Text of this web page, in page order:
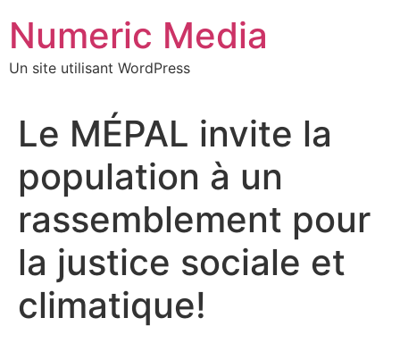
contenu
Numeric Media
Un site utilisant WordPress
Le MÉPAL invite la
population à un
rassemblement pour
la justice sociale et
climatique!